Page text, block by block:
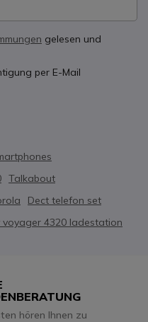
gelesen und
per E-Mail
Talkabout
Dect telefon set
voyager 4320 ladestation
hören Ihnen zu